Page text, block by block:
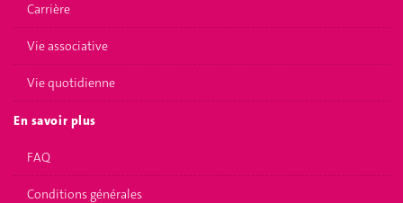
Carrière
Vie associative
Vie quotidienne
En savoir plus
FAQ
Conditions générales